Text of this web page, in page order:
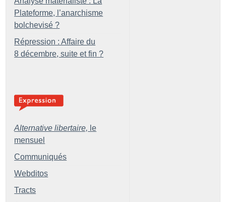
Plateforme, l’anarchisme
bolchevisé ?
Répression : Affaire du
8 décembre, suite et fin ?
Alternative libertaire, le
mensuel
Communiqués
Webditos
Tracts